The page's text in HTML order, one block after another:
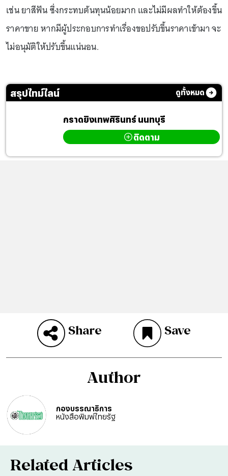
เช่น ยาสีฟัน ซึ่งกระทบต้นทุนน้อยมาก และไม่มีผลทำให้ต้องขึ้น
ราคาขาย หากมีผู้ประกอบการทำเรื่องขอปรับขึ้นราคาเข้ามา จะ
ไม่อนุมัติให้ปรับขึ้นแน่นอน.
สรุปไทม์ไลน์ ดูทั้งหมด
กราดยิงเทพศิรินทร์ นนทบุรี
ติดตาม
Share Save
Author
กองบรรณาธิการ
หนังสือพิมพ์ไทยรัฐ
Related Articles